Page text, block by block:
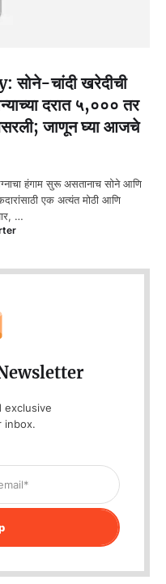
चांदी खरेदीची
दरात ५,००० तर
जाणून घ्या आजचे
हंगाम सुरू असतानाच सोने आणि
एक अत्यंत मोठी आणि
…
exclusive
inbox.